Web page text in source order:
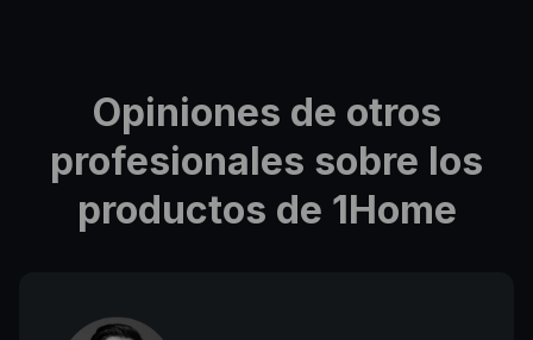
Opiniones de otros
profesionales sobre los
productos de 1Home